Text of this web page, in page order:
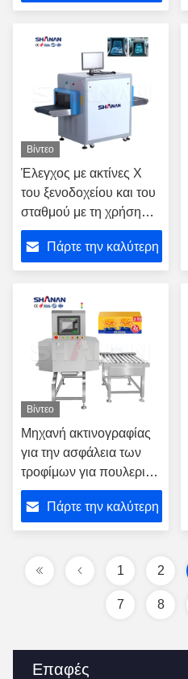
Επαφές
επιθεώρηση ασφάλειας
Βίντεο
Έλεγχος με ακτίνες Χ
του ξενοδοχείου και του
σταθμού με τη χρήση
μηχανής σαρωτή
αποσκευών με ακτίνες Χ
Πάρτε την καλύτερη
Βίντεο
Μηχανή ακτινογραφίας
για την ασφάλεια των
τροφίμων για πουλερικά
ψάρια λαχανικά
Ανίχνευση ρύπων
Απορρίψη
Πάρτε την καλύτερη
1 2
7 8